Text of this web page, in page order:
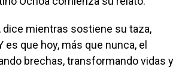
dice mientras sostiene su taza,
que hoy, más que nunca, el
brechas, transformando vidas y